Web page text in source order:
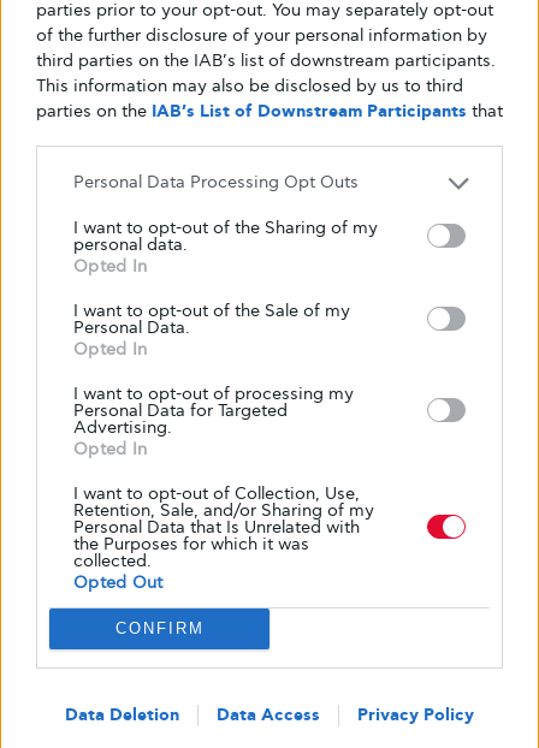
parties prior to your opt-out. You may separately opt-out
of the further disclosure of your personal information by
third parties on the IAB’s list of downstream participants.
This information may also be disclosed by us to third
parties on the IAB’s List of Downstream Participants that
Personal Data Processing Opt Outs
I want to opt-out of the Sharing of my
personal data.
Opted In
I want to opt-out of the Sale of my
Personal Data.
Opted In
I want to opt-out of processing my
Personal Data for Targeted
Advertising.
Opted In
I want to opt-out of Collection, Use,
Retention, Sale, and/or Sharing of my
Personal Data that Is Unrelated with
the Purposes for which it was
collected.
Opted Out
CONFIRM
Data Deletion Data Access Privacy Policy
Δημοφιλή
Skin food: όλα όσα πρέπει να τρως για να
έχεις υγιή και λαμπερή επιδερμίδα
7 ΑΥΓΟΎΣΤΟΥ, 2026
Η σημασία του ύπνου στην πρόληψη του
διαβήτη τύπου 2
6 ΑΥΓΟΎΣΤΟΥ, 2026
Ένα νέο χάπι ινσουλίνης πιθανώς να
μειώσει το σάκχαρο χωρίς ενέσεις
5 ΑΥΓΟΎΣΤΟΥ, 2026